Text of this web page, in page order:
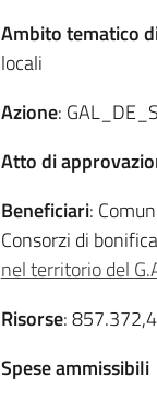
Ambito tematico
locali
Azione:
Atto di
Beneficiari:
Consorzi di
nel territorio del
Risorse:
Spese ammissibili